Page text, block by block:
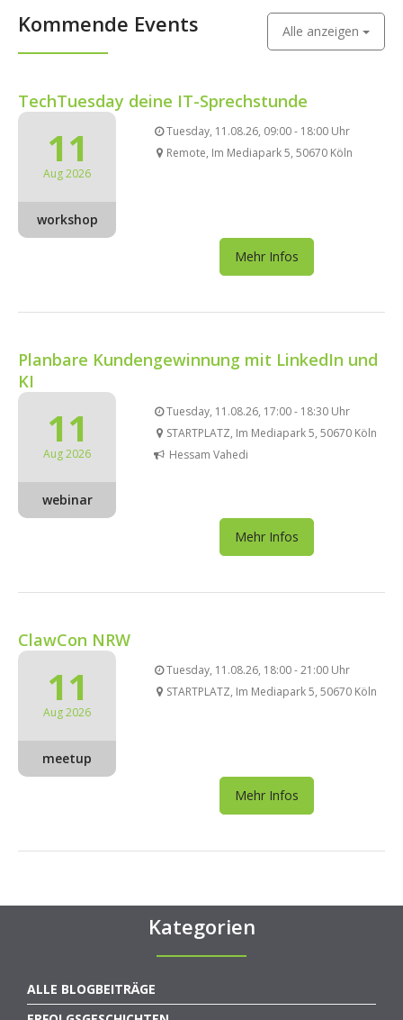
Kommende Events Alle anzeigen
TechTuesday deine IT-Sprechstunde
11
Aug 2026
workshop
Tuesday, 11.08.26, 09:00 - 18:00 Uhr
Remote, Im Mediapark 5, 50670 Köln
Mehr Infos
Planbare Kundengewinnung mit LinkedIn und
KI
11
Aug 2026
webinar
Tuesday, 11.08.26, 17:00 - 18:30 Uhr
STARTPLATZ, Im Mediapark 5, 50670 Köln
Hessam Vahedi
Mehr Infos
ClawCon NRW
11
Aug 2026
meetup
Tuesday, 11.08.26, 18:00 - 21:00 Uhr
STARTPLATZ, Im Mediapark 5, 50670 Köln
Mehr Infos
Kategorien
ALLE BLOGBEITRÄGE